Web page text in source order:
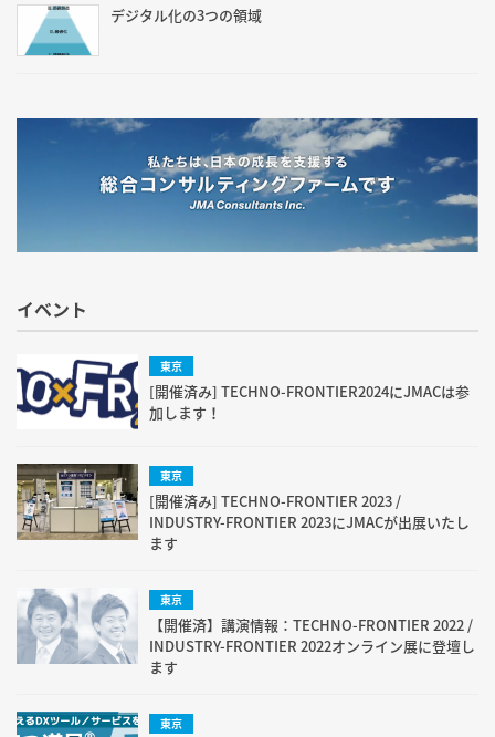
デジタル化の3つの領域
イベント
東京
[開催済み] TECHNO-FRONTIER2024にJMACは参
加します！
東京
[開催済み] TECHNO-FRONTIER 2023 /
INDUSTRY-FRONTIER 2023にJMACが出展いたし
ます
東京
【開催済】講演情報：TECHNO-FRONTIER 2022 /
INDUSTRY-FRONTIER 2022オンライン展に登壇し
ます
東京